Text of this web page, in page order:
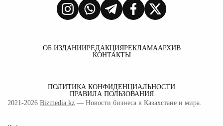
ОБ ИЗДАНИИРЕДАКЦИЯРЕКЛАМААРХИВ
КОНТАКТЫ
ПОЛИТИКА КОНФИДЕНЦИАЛЬНОСТИ
ПРАВИЛА ПОЛЬЗОВАНИЯ
2021-2026 Bizmedia.kz — Новости бизнеса в Казахстане и мира.